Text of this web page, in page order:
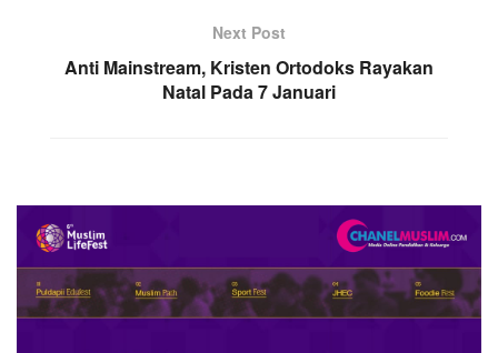
Next Post
Anti Mainstream, Kristen Ortodoks Rayakan
Natal Pada 7 Januari